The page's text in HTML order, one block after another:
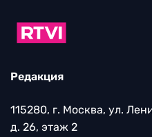
Редакция
115280, г. Москва, ул.
д. 26, этаж 2